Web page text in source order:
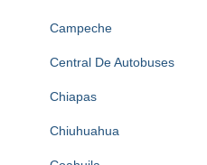
Campeche
Central De Autobuses
Chiapas
Chiuhuahua